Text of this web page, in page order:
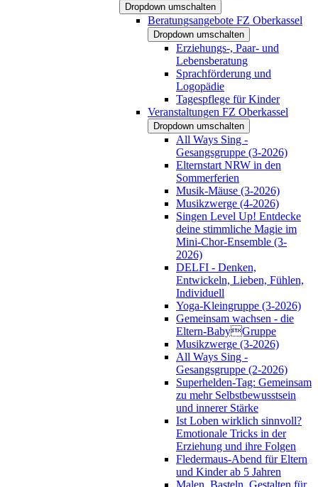
Dropdown umschalten
Beratungsangebote FZ Oberkassel
Dropdown umschalten
Erziehungs-, Paar- und
Lebensberatung
Sprachförderung und
Logopädie
Tagespflege für Kinder
Veranstaltungen FZ Oberkassel
Dropdown umschalten
All Ways Sing -
Gesangsgruppe (3-2026)
Elternstart NRW in den
Sommerferien
Musik-Mäuse (3-2026)
Musikzwerge (4-2026)
Singen Level Up! Entdecke
deine stimmliche Magie im
Mini-Chor-Ensemble (3-
2026)
DELFI - Denken,
Entwickeln, Lieben, Fühlen,
Individuell
Yoga-Kleingruppe (3-2026)
Gemeinsam wachsen - die
Eltern-BabyGruppe
Musikzwerge (3-2026)
All Ways Sing -
Gesangsgruppe (2-2026)
Superhelden-Tag: Gemeinsam
zu mehr Selbstbewusstsein
und innerer Stärke
Ist Loben wirklich sinnvoll?
Emotionale Tricks in der
Erziehung und ihre Folgen
Fledermaus-Abend für Eltern
und Kinder ab 5 Jahren
Malen, Basteln, Gestalten für